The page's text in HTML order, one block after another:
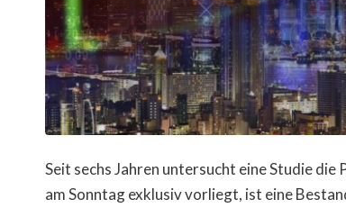
Seit sechs Jahren untersucht eine Studie
am Sonntag exklusiv vorliegt, ist eine